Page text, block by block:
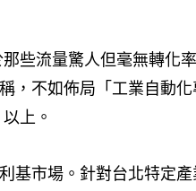
些流量驚人但毫無轉化
，不如佈局「工業自動
上。
基市場。針對台北特定